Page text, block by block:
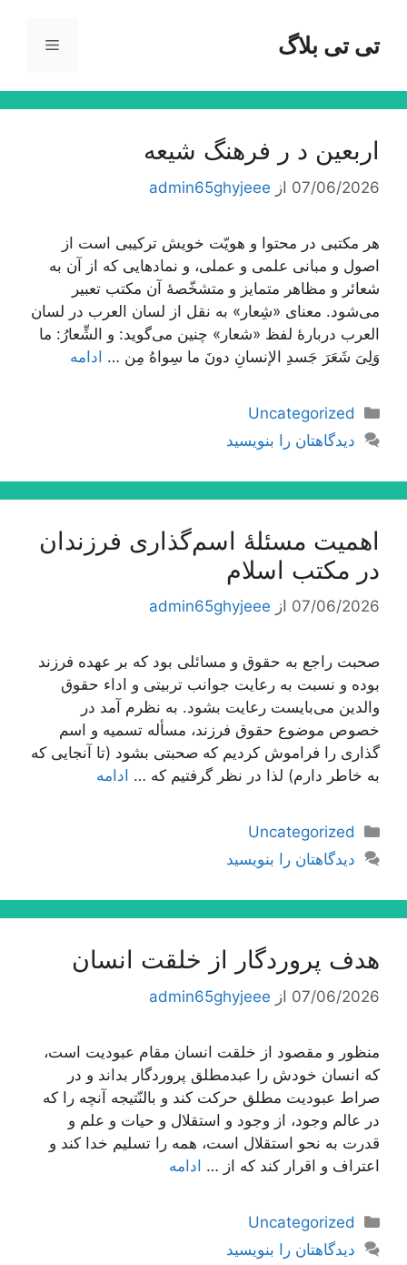
محتواتی تی بلاگ فهرست
اربعین د ر فرهنگ شیعه
07/06/2026 از admin65ghyjeee
هر مکتبی در محتوا و هویّت خویش ترکیبی است از
اصول و مبانی علمی و عملی، و نمادهایی که از آن به
شعائر و مظاهر متمایز و متشخّصۀ آن مکتب تعبیر
می‌شود. معنای «شِعار» به نقل از لسان العرب در لسان
العرب دربارۀ لفظ «شعار» چنین می‌گوید: و الشِّعارُ: ما
وَلِیَ شَعَرَ جَسدِ الإنسانِ دونَ ما سِواهُ مِن … ادامه
دسته‌ها
Uncategorized
دیدگاهتان را بنویسید
اهمیت مسئلۀ اسم‌گذارى فرزندان
در مكتب اسلام
07/06/2026 از admin65ghyjeee
صحبت راجع به حقوق و مسائلی بود كه بر عهده فرزند
بوده و نسبت به رعایت جوانب تربیتی و اداء حقوق
والدین می‌بایست رعایت بشود. به نظرم آمد در
خصوص موضوع حقوق فرزند، مسأله تسمیه و اسم
گذاری را فراموش كردیم كه صحبتی بشود (تا آنجایی كه
به خاطر دارم) لذا در نظر گرفتیم كه … ادامه
دسته‌ها
Uncategorized
دیدگاهتان را بنویسید
هدف پروردگار از خلقت انسان
07/06/2026 از admin65ghyjeee
منظور و مقصود از خلقت انسان مقام عبودیت است،
كه انسان خودش را عبدمطلق پروردگار بداند و در
صراط عبودیت مطلق حركت كند و بالنّتیجه آنچه را كه
در عالم وجود، از وجود و استقلال و حیات و علم و
قدرت به نحو استقلال است، همه را تسلیم خدا كند و
اعتراف و اقرار كند كه از … ادامه
دسته‌ها
Uncategorized
دیدگاهتان را بنویسید